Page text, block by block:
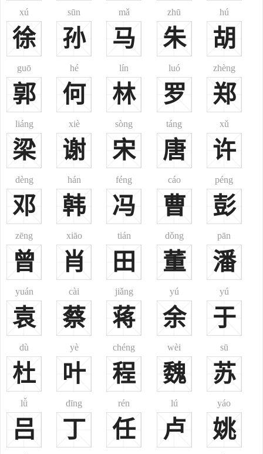
高句骊的国王世为高氏，所以在古代辽东半岛、朝鲜半岛高句骊国存
在期间，高氏家族一直有着较高的政治地位。北周时期，曾被封王为
巨野县侯的大将军高琳，其祖先高句骊人，在其五世祖高宗时期归附
北魏王朝，世代相传至今。高丽羽真氏，后有改高氏的。到了唐高宗
李治总章元年（高句丽宝臧王高宝藏二十六年，公元668年），高句
骊国被唐朝军大总管徐世勣（李勣）和安东都护薛仁贵联军所灭，唐
军生擒高句丽王及其权相，屠数万，收户口六十九万户，之后唐王朝
在王险城设立安东都护府。其后，有相当多的一部分高氏族人迁居中
原内地，世代沿称高氏相传。
源于冒姓，出自唐朝中叶大时期宦官高力士（本名冯元一），属
于冒姓为氏。由于高力士是个太监，无子嗣，因此曾收养了一大批巴
结他的官宦贵族之子为养子，皆私赐其姓氏为高氏，世代相传。
源于官位：
出自汉朝时期官吏高庙令，属于以官职称谓为氏。在高庙令的后
裔子孙中，到三国时期天下大乱之际，有以先祖官职称谓为姓氏者，
称高令氏，后省文简化为单姓高氏、庙氏，世代相传。
出自晋朝时期官吏高力督，属于以官职称谓为氏。在高力督的后
裔子孙中，有以先祖官职称谓为姓氏者，称高力氏，后省文简化为单
姓高氏、力氏、督氏，世代相传。
汉朝的匈奴句（音勾）王宜冠侯高不识后裔；金时女真人纥石烈
氏、纳兰氏改高姓；清朝满洲八旗高佳氏、赫舍里氏、佟佳氏、郭洛
罗氏等氏族很多命姓高。回族中则有西域穆斯林入关后改姓高，如元
代学者西亚人高亨及子高克恭，其先世为西域回回，随蒙古征服者入
关，落籍山西，以高为姓。这些外族与汉族长期混居，逐渐同化为北
方的高姓。在南方，则有其他少数民族，如白族、哈尼族、京族、黎
族、苗族、仡佬族、锡伯族、回 族、东乡族、裕固族、门巴族等少数
xú
徐
sūn
孙
mǎ
马
zhū
朱
hú
胡
guō
郭
hé
何
lín
林
luó
罗
zhèng
郑
liáng
梁
xiè
谢
sòng
宋
táng
唐
xǔ
许
dèng
邓
hán
韩
féng
冯
cáo
曹
péng
彭
zēng
曾
xiāo
肖
tián
田
dǒng
董
pān
潘
yuán
袁
cài
蔡
jiǎng
蒋
yú
余
yú
于
dù
杜
yè
叶
chéng
程
wèi
魏
sū
苏
lǚ
吕
dīng
丁
rén
任
lú
卢
yáo
姚